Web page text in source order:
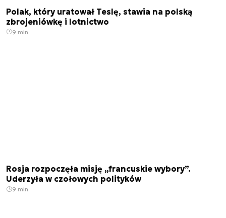
Polak, który uratował Teslę, stawia na polską
zbrojeniówkę i lotnictwo
9 min.
Rosja rozpoczęła misję „francuskie wybory”.
Uderzyła w czołowych polityków
9 min.